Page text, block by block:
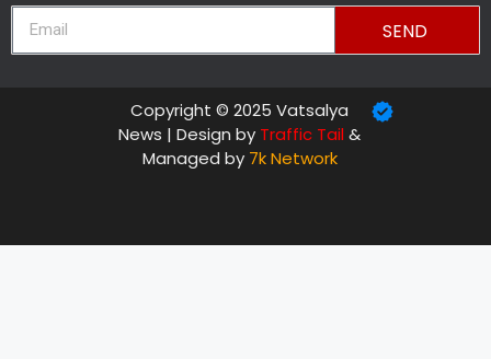
SEND
Copyright © 2025 Vatsalya
News | Design by Traffic Tail&
Managed by 7k Network